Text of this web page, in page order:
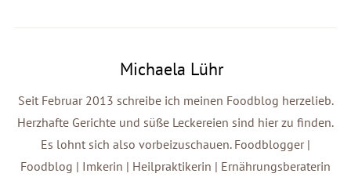
Michaela Lühr
Seit Februar 2013 schreibe ich meinen Foodblog herzelieb.
Herzhafte Gerichte und süße Leckereien sind hier zu finden.
Es lohnt sich also vorbeizuschauen. Foodblogger |
Foodblog | Imkerin | Heilpraktikerin | Ernährungsberaterin